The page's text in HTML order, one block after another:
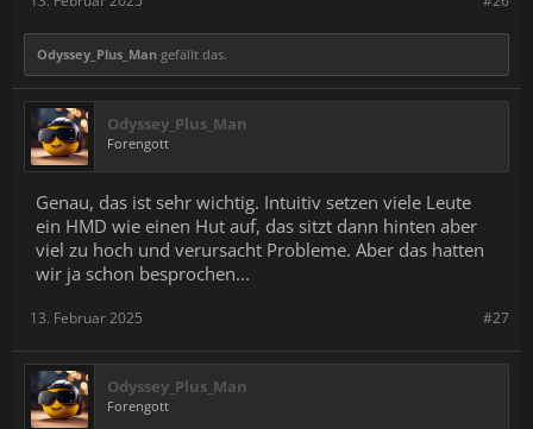
Odyssey_Plus_Man gefällt das.
Odyssey_Plus_Man
Forengott
Genau, das ist sehr wichtig. Intuitiv setzen viele Leute
ein HMD wie einen Hut auf, das sitzt dann hinten aber
viel zu hoch und verursacht Probleme. Aber das hatten
wir ja schon besprochen...
#27
13. Februar 2025
Odyssey_Plus_Man
Forengott